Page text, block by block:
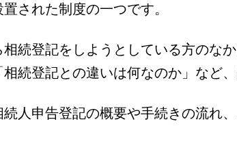
された制度の一つです。
相続登記をしようとしている方のな
続登記との違いは何なのか」など
続人申告登記の概要や手続きの流れ